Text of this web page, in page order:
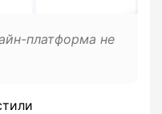
платформа не